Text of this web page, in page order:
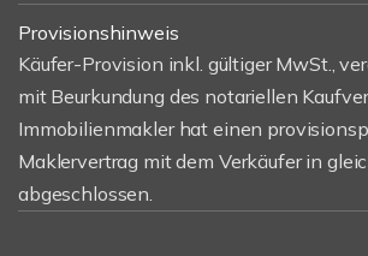
Provisionshinweis
Käufer-Provision inkl. gültiger MwSt.,
mit Beurkundung des notariellen
Immobilienmakler hat einen
Maklervertrag mit dem Verkäufer in
abgeschlossen.